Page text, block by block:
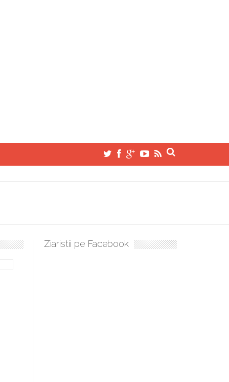
Sculați, sculați, boieri mari! Sara Nukina are nevoie de ajutorul
Ziaristii pe Facebook